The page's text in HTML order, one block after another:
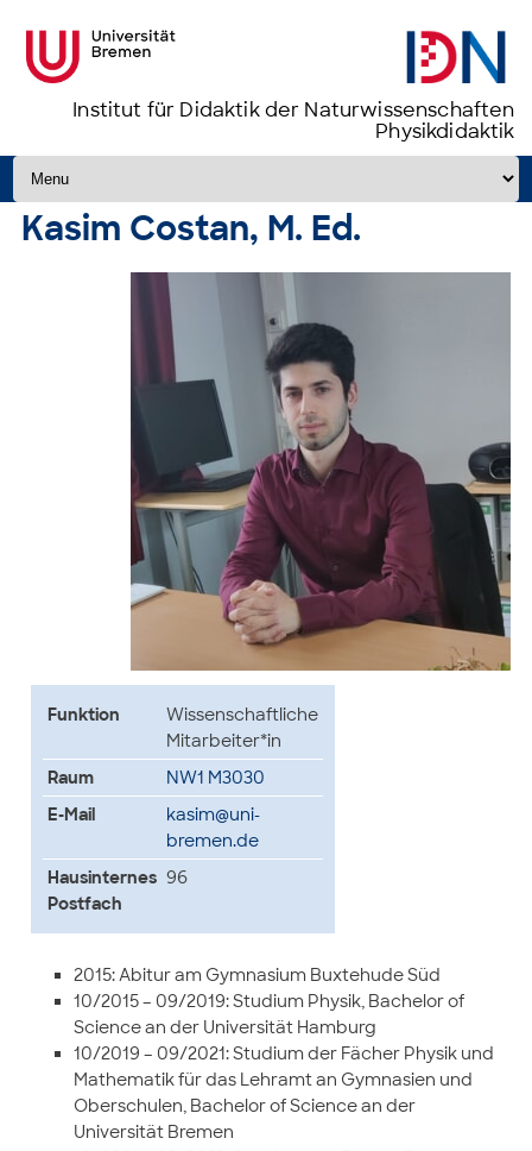
Institut für Didaktik der Naturwissenschaften
Physikdidaktik
Zum Inhalt springen
Kasim Costan, M. Ed.
Funktion
Wissenschaftliche
Mitarbeiter*in
Raum
NW1 M3030
E-Mail
kasim@uni-
bremen.de
Hausinternes
Postfach
96
2015: Abitur am Gymnasium Buxtehude Süd
10/2015 – 09/2019: Studium Physik, Bachelor of
Science an der Universität Hamburg
10/2019 – 09/2021: Studium der Fächer Physik und
Mathematik für das Lehramt an Gymnasien und
Oberschulen, Bachelor of Science an der
Universität Bremen